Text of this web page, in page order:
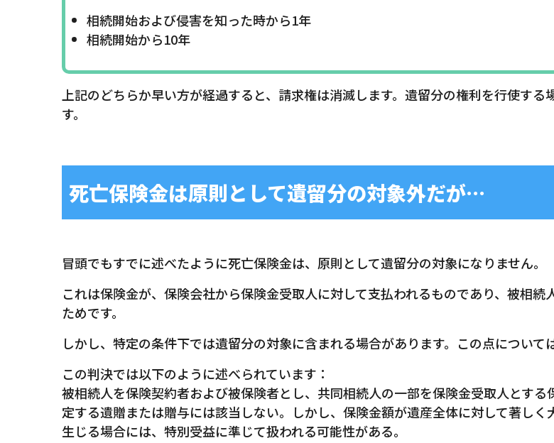
相続開始および侵害を知った時から1年
相続開始から10年
上記のどちらか早い方が経過すると、請求権は消滅します。遺留分の権利を行使す
す。
死亡保険金は原則として遺留分の対象外だが…
冒頭でもすでに述べたように死亡保険金は、原則として遺留分の対象になりません。
これは保険金が、保険会社から保険金受取人に対して支払われるものであり、被相
ためです。
しかし、特定の条件下では遺留分の対象に含まれる場合があります。この点について
この判決では以下のように述べられています：
被相続人を保険契約者および被保険者とし、共同相続人の一部を保険金受取人とす
定する遺贈または贈与には該当しない。しかし、保険金額が遺産全体に対して著し
生じる場合には、特別受益に準じて扱われる可能性がある。